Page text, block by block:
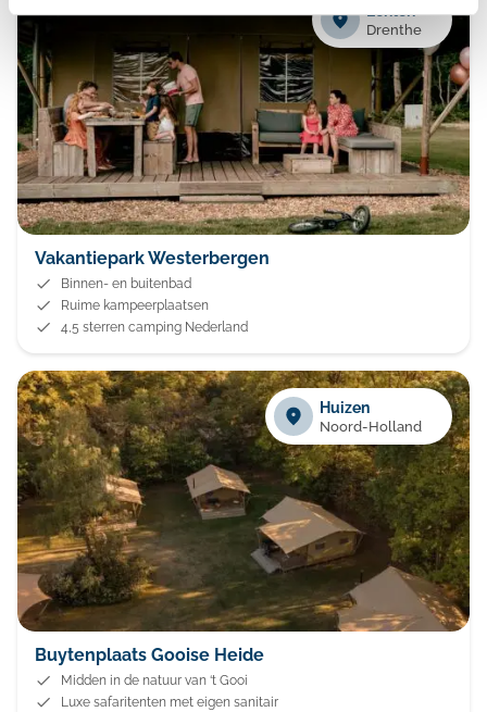
Echten
Drenthe
Vakantiepark Westerbergen
Binnen- en buitenbad
Ruime kampeerplaatsen
4,5 sterren camping Nederland
Huizen
Noord-Holland
Buytenplaats Gooise Heide
Midden in de natuur van ‘t Gooi
Luxe safaritenten met eigen sanitair